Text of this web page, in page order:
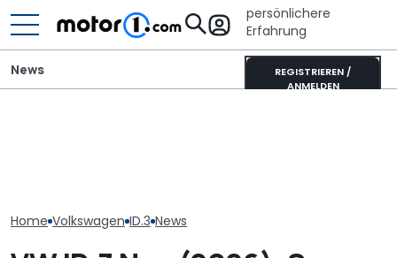
persönlichere
Erfahrung
REGISTRIEREN /
ANMELDEN
News
Home Volkswagen ID.3 News